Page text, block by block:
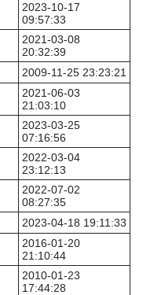
2023-10-17
09:57:33
2021-03-08
20:32:39
2009-11-25 23:23:21
2021-06-03
21:03:10
2023-03-25
07:16:56
2022-03-04
23:12:13
2022-07-02
08:27:35
2023-04-18 19:11:33
2016-01-20
21:10:44
2010-01-23
17:44:28